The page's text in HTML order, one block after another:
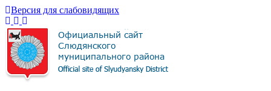
Версия для слабовидящих